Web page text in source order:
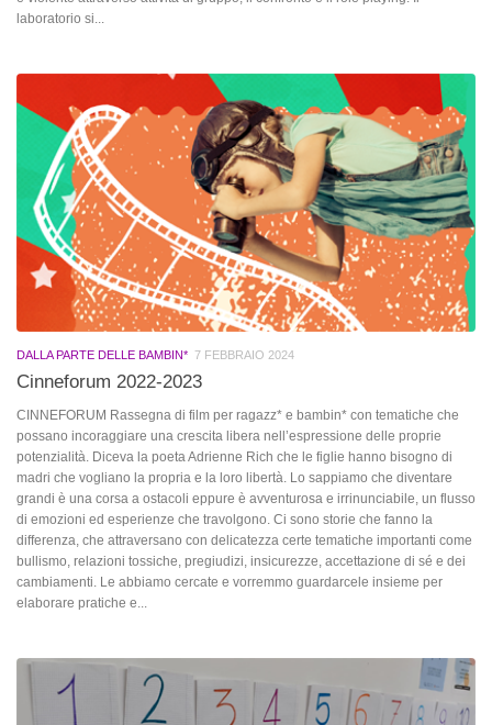
laboratorio si...
DALLA PARTE DELLE BAMBIN* 7 FEBBRAIO 2024
Cinneforum 2022-2023
CINNEFORUM Rassegna di film per ragazz* e bambin* con tematiche che
possano incoraggiare una crescita libera nell’espressione delle proprie
potenzialità. Diceva la poeta Adrienne Rich che le figlie hanno bisogno di
madri che vogliano la propria e la loro libertà. Lo sappiamo che diventare
grandi è una corsa a ostacoli eppure è avventurosa e irrinunciabile, un flusso
di emozioni ed esperienze che travolgono. Ci sono storie che fanno la
differenza, che attraversano con delicatezza certe tematiche importanti come
bullismo, relazioni tossiche, pregiudizi, insicurezze, accettazione di sé e dei
cambiamenti. Le abbiamo cercate e vorremmo guardarcele insieme per
elaborare pratiche e...